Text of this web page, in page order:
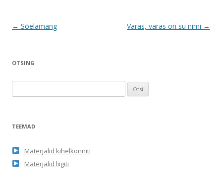
Postituste
← Sõelamäng Varas, varas on su nimi →
OTSING
t
iTEEMAD
Materjalid kihelkonniti
Materjalid liigiti